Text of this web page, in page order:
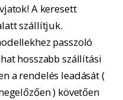
A keresett
szállítjuk.
passzoló
hosszabb szállítási
a rendelés leadását (
) követően